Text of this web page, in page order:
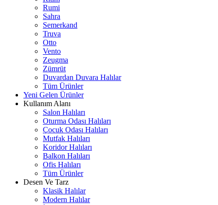
Rumi
Sahra
Semerkand
Truva
Otto
Vento
Zeugma
Zümrüt
Duvardan Duvara Halılar
Tüm Ürünler
Yeni Gelen Ürünler
Kullanım Alanı
Salon Halıları
Oturma Odası Halıları
Çocuk Odası Halıları
Mutfak Halıları
Koridor Halıları
Balkon Halıları
Ofis Halıları
Tüm Ürünler
Desen Ve Tarz
Klasik Halılar
Modern Halılar